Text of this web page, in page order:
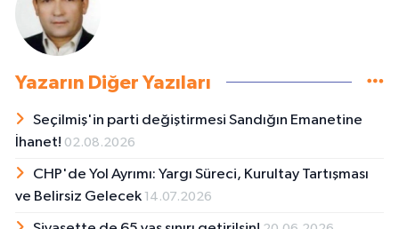
Yazarın Diğer Yazıları
Seçilmiş'in parti değiştirmesi Sandığın Emanetine
İhanet! 02.08.2026
CHP'de Yol Ayrımı: Yargı Süreci, Kurultay Tartışması
ve Belirsiz Gelecek 14.07.2026